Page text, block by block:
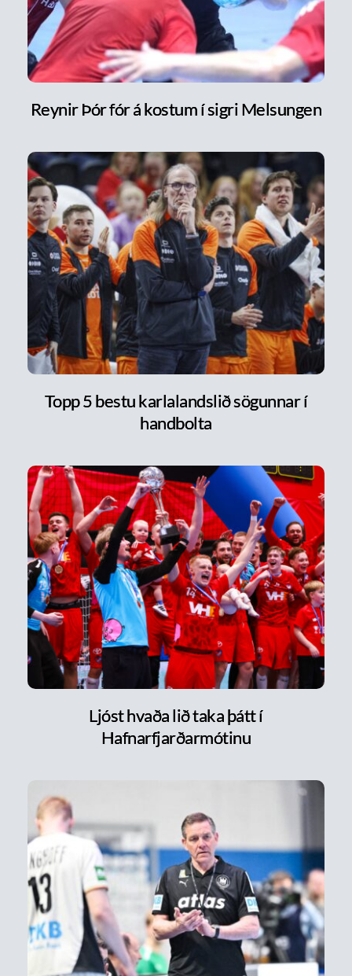
Reynir Þór fór á kostum í sigri Melsungen
Topp 5 bestu karlalandslið sögunnar í
handbolta
Ljóst hvaða lið taka þátt í
Hafnarfjarðarmótinu